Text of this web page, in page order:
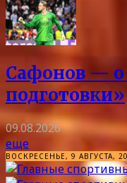
Сафонов — о
подготовки»
09.08.2026
еще
ВОСКРЕСЕНЬЕ, 9 АВГУСТА,